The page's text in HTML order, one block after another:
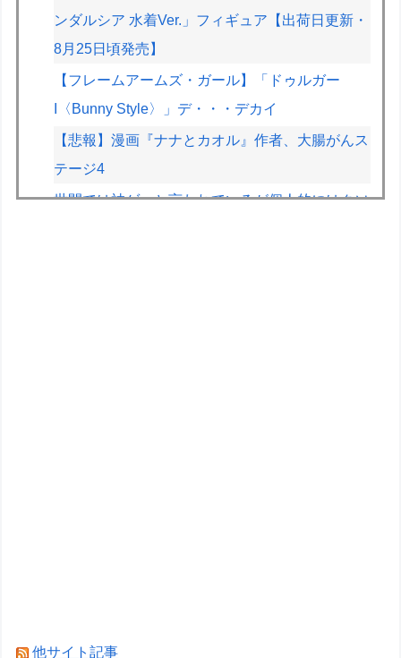
ンダルシア 水着Ver.」フィギュア【出荷日更新・
8月25日頃発売】
【フレームアームズ・ガール】「ドゥルガー
I〈Bunny Style〉」デ・・・デカイ
【悲報】漫画『ナナとカオル』作者、大腸がんス
テージ4
世間では神ゲーと言われているが個人的にはクソ
ない」
他サイト記事